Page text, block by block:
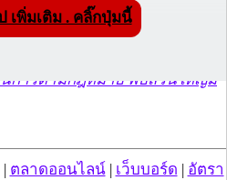
รหลาน
นการตามกฎหมาย พบส่วนใหญ่มี
“e-WorkPermit” ลงทะเบียน
ไลน์ ให้บริการ 24 ชั่วโมงทั่ว
เพิ่มเติม . คลิ๊กปุ่มนี้
ตลาดออนไลน์| เว็บบอร์ด
อัตรา